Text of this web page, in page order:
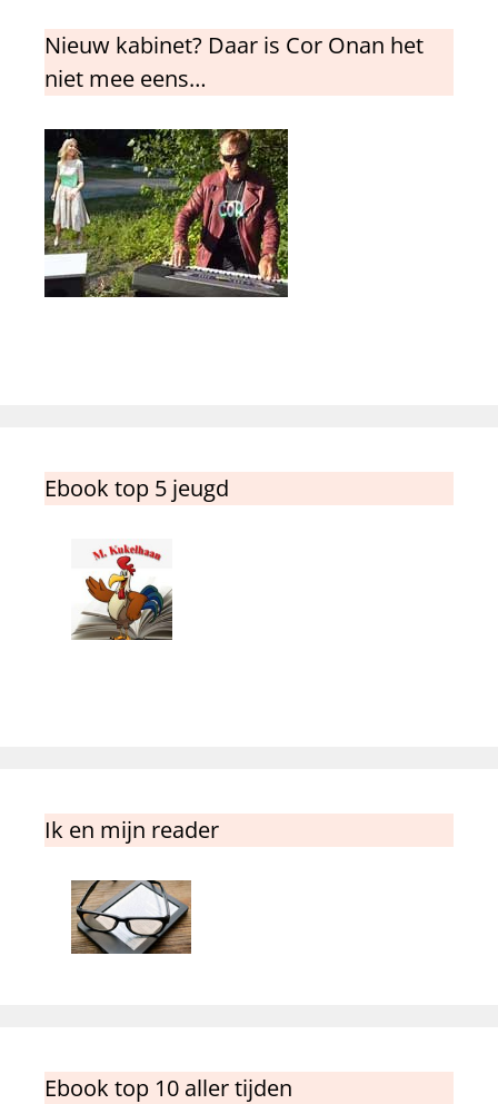
Nieuw kabinet? Daar is Cor Onan het
niet mee eens…
Ebook top 5 jeugd
Ik en mijn reader
Ebook top 10 aller tijden